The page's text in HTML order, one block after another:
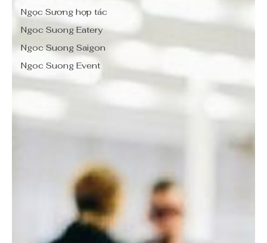
Ngọc Sương hợp tác
Ngoc Suong Eatery
Ngoc Suong Saigon
Ngoc Suong Event